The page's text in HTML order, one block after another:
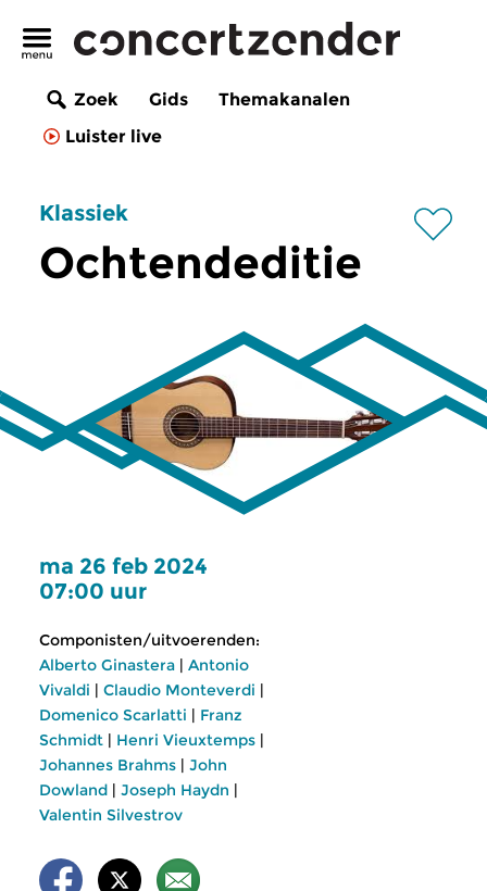
Zoek Gids
Themakanalen
Luister live
Klassiek
Ochtendeditie
ma 26 feb 2024
07:00 uur
Componisten/uitvoerenden:
Alberto Ginastera | Antonio
Vivaldi | Claudio Monteverdi |
Domenico Scarlatti | Franz
Schmidt | Henri Vieuxtemps |
Johannes Brahms | John
Dowland | Joseph Haydn |
Valentin Silvestrov